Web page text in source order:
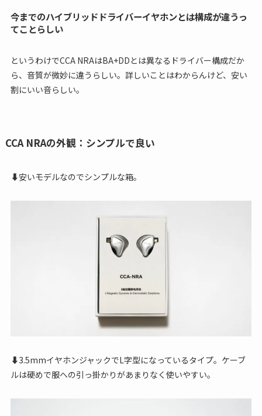
今までのハイブリッドドライバーイヤホンとは構成が違うっ
てことらしい
というわけでCCA NRAはBA+DDとは異なるドライバー構成だか
ら、音質が微妙に違うらしい。詳しいことはわからんけど、安い
割にいい音らしい。
CCA NRAの外観：シンプルで良い
⬇︎安いモデルなのでシンプルな箱。
⬇︎3.5mmイヤホンジャックでL字型になっているタイプ。ケーブ
ルは硬めで服への引っ掛かりがあまりなく使いやすい。